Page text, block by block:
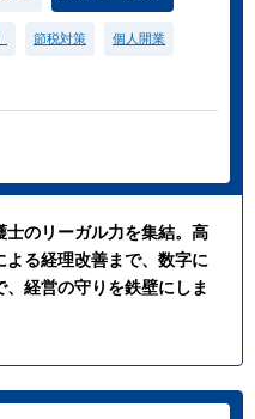
節税対策 個人開業
士のリーガル力を集結。高
る経理改善まで、数字に
経営の守りを鉄壁にしま